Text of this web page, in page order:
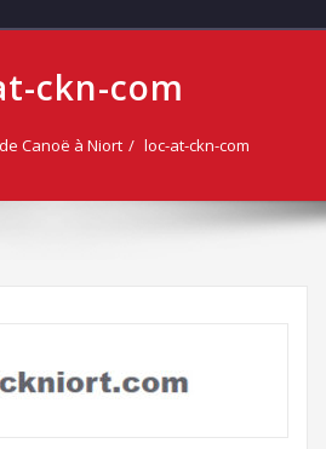
navigation
ckn-com
Canoë à Niort loc-at-ckn-com